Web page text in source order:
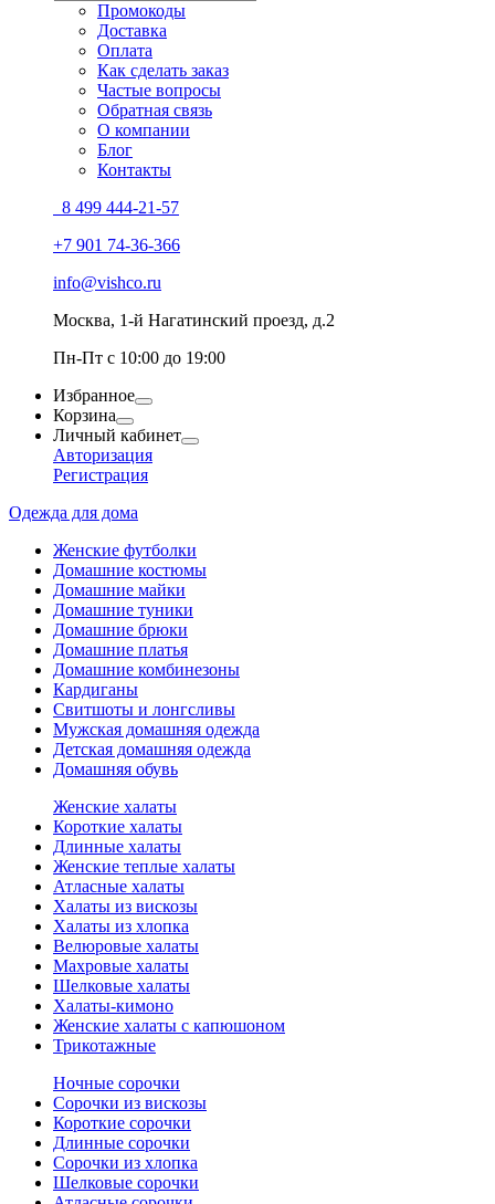
Промокоды
Доставка
Оплата
Как сделать заказ
Частые вопросы
Обратная связь
О компании
Блог
Контакты
8 499 444-21-57
+7 901 74-36-366
info@vishco.ru
Москва, 1-й Нагатинский проезд, д.2
Пн-Пт с 10:00 до 19:00
Избранное
Корзина
Личный кабинет
Авторизация
Регистрация
Одежда для дома
Женские футболки
Домашние костюмы
Домашние майки
Домашние туники
Домашние брюки
Домашние платья
Домашние комбинезоны
Кардиганы
Свитшоты и лонгсливы
Мужская домашняя одежда
Детская домашняя одежда
Домашняя обувь
Женские халаты
Короткие халаты
Длинные халаты
Женские теплые халаты
Атласные халаты
Халаты из вискозы
Халаты из хлопка
Велюровые халаты
Махровые халаты
Шелковые халаты
Халаты-кимоно
Женские халаты с капюшоном
Трикотажные
Ночные сорочки
Сорочки из вискозы
Короткие сорочки
Длинные сорочки
Сорочки из хлопка
Шелковые сорочки